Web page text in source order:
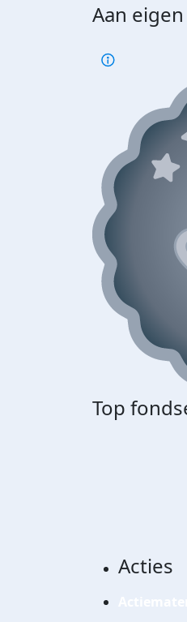
Aan
Top
Acties